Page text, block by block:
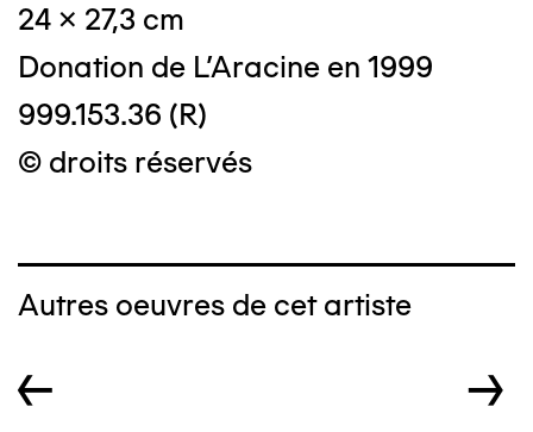
24 x 27,3 cm
Donation de L'Aracine en 1999
999.153.36 (R)
© droits réservés
Autres oeuvres de cet artiste
← →